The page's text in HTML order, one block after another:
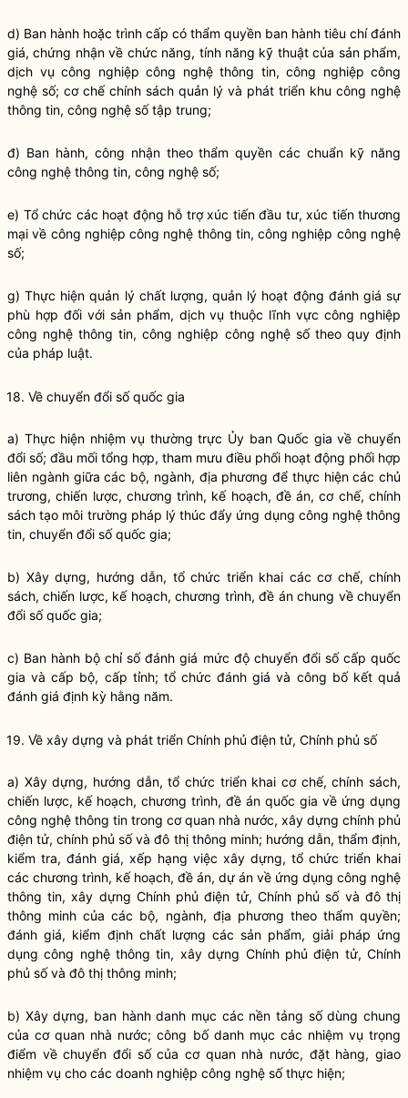
d) Ban hành hoặc trình cấp có thẩm quyền ban hành tiêu chí đánh
giá, chứng nhận về chức năng, tính năng kỹ thuật của sản phẩm,
dịch vụ công nghiệp công nghệ thông tin, công nghiệp công
nghệ số; cơ chế chính sách quản lý và phát triển khu công nghệ
thông tin, công nghệ số tập trung;
đ) Ban hành, công nhận theo thẩmquyền các chuẩn kỹ năng
công nghệ thông tin, công nghệ số;
e) Tổ chức các hoạt động hỗ trợ xúc tiến đầu tư, xúc tiến thương
mại về công nghiệp công nghệ thông tin, công nghiệp công nghệ
số;
g) Thực hiện quản lý chất lượng, quản lý hoạt động đánh giá sự
phù hợp đối với sản phẩm, dịch vụ thuộc lĩnh vực công nghiệp
công nghệ thông tin, công nghiệp công nghệ số theo quy định
của pháp luật.
18. Về chuyển đổi sốquốc gia
a) Thực hiện nhiệm vụ thường trực Ủy banQuốc gia về chuyển
đổi số; đầu mối tổng hợp, tham mưu điều phối hoạt động phối hợp
liên ngành giữa các bộ, ngành, địa phương để thực hiện các chủ
trương, chiến lược, chương trình, kế hoạch, đề án, cơ chế, chính
sách tạo môi trường pháp lý thúc đẩy ứng dụng công nghệ thông
tin, chuyển đổi sốquốc gia;
b) Xây dựng, hướng dẫn, tổ chức triển khai các cơ chế, chính
sách, chiến lược, kế hoạch, chương trình, đề án chung về chuyển
đổi sốquốc gia;
c) Ban hành bộ chỉ số đánh giá mức độ chuyển đổi số cấp quốc
gia và cấp bộ, cấp tỉnh; tổ chức đánh giá và công bố kết quả
đánh giá định kỳ hằng năm.
19. Về xây dựng và phát triển Chính phủ điện tử, Chính phủ số
a) Xây dựng, hướng dẫn, tổ chức triển khai cơ chế, chính sách,
chiến lược, kế hoạch, chương trình, đề án quốc gia về ứng dụng
công nghệ thông tin trong cơ quan nhà nước, xây dựng chính phủ
điện tử, chính phủ số và đô thị thông minh; hướng dẫn, thẩm định,
kiểm tra, đánh giá, xếp hạng việc xây dựng, tổ chức triển khai
các chương trình, kế hoạch, đề án, dự án về ứng dụng công nghệ
thông tin, xây dựng Chính phủ điện tử, Chính phủ số và đô thị
thông minh của các bộ, ngành, địa phương theo thẩm quyền;
đánh giá, kiểm định chất lượng các sản phẩm, giải pháp ứng
dụng công nghệ thông tin, xây dựng Chính phủ điện tử, Chính
phủ số và đô thị thông minh;
b) Xây dựng, ban hành danh mục các nền tảng số dùng chung
của cơ quan nhà nước; công bố danh mục các nhiệm vụ trọng
điểm về chuyển đổi số của cơ quan nhà nước, đặt hàng, giao
nhiệm vụ cho các doanh nghiệp công nghệ số thực hiện;